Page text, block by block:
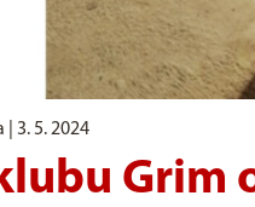
| 3. 5. 2024
Grim